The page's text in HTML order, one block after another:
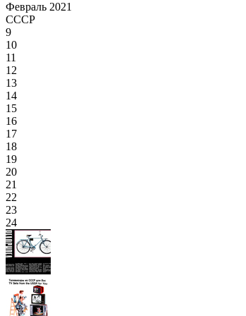
Февраль 2021
СССР
9
10
11
12
13
14
15
16
17
18
19
20
21
22
23
24